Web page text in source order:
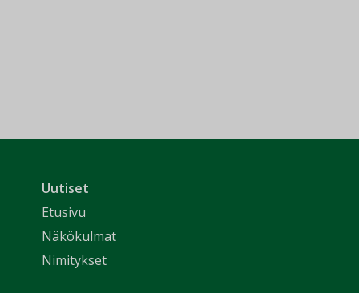
Uutiset
Etusivu
Näkökulmat
Nimitykset